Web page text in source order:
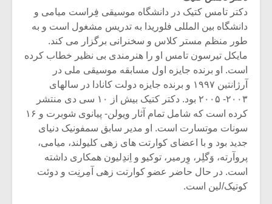
دکتر تامس کتیک در دانشگاه موسیقی فِراست میامی و
دانشگاه بین المللی فلوریدا به تدریس مشغول است و به
طور منظم مستر کلاس و سخنرانی برگزار می کند.
مایکل تیرسون تامس او را هنرمندی بی نظیر خطاب کرده
است. او برنده جایزه اول مسابقه موسیقی ملی در
آرژانتین ۱۹۹۷ و برنده جایزه دولت کانادا در سالهای
۲۰۰۳- ۲۰۰۵ بود. دکتر کتیک بیش از ۱۰ سی دی منتشر
کرده است که شامل تمام آثار ویولن- پیانوی شوبرت و ۱۶
سونات موتسارت است. او مدیر سابق سمفونیک دنیای
جدید بود و با اعضای کوارتت های زهی کلیولند، میامی،
پروآرته، وَگلِر، وِرمیر، توکیو و اِندِلیون همکاری داشته
است. در حال حاضر عضو کوارتت زهی آمِرنِت و دوئت
کوتیک/لین است.